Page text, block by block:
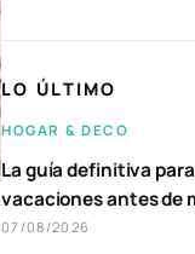
LO ÚLTIMO
HOGAR & DECO
La guía definitiva
vacaciones antes de
07/08/2026